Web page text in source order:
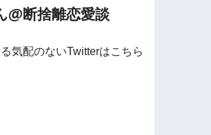
@断捨離恋愛談
気配のないTwitterはこちら